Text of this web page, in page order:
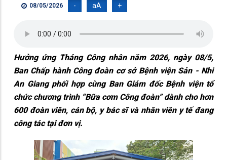
08/05/2026 - aA +
Hưởng ứng Tháng Công nhân năm 2026, ngày 08/5,
Ban Chấp hành Công đoàn cơ sở Bệnh viện Sản - Nhi
An Giang phối hợp cùng Ban Giám đốc Bệnh viện tổ
chức chương trình “Bữa cơm Công đoàn” dành cho hơn
600 đoàn viên, cán bộ, y bác sĩ và nhân viên y tế đang
công tác tại đơn vị.